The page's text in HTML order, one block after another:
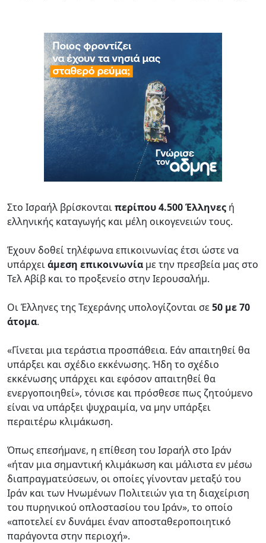
Στο Ισραήλ βρίσκονταιπερίπου 4.500 Έλληνες ή
ελληνικής καταγωγής και μέλη οικογενειών τους.
Έχουν δοθεί τηλέφωνα επικοινωνίας έτσι ώστε να
υπάρχειάμεση επικοινωνία με την πρεσβεία μας στο
Τελ Αβίβ και το προξενείο στην Ιερουσαλήμ.
Οι Έλληνες της Τεχεράνης υπολογίζονται σε50 με 70
άτομα.
«Γίνεται μια τεράστια προσπάθεια. Εάν απαιτηθεί θα
υπάρξει και σχέδιο εκκένωσης. Ήδη το σχέδιο
εκκένωσης υπάρχει και εφόσον απαιτηθεί θα
ενεργοποιηθεί», τόνισε και πρόσθεσε πως ζητούμενο
είναι να υπάρξει ψυχραιμία, να μην υπάρξει
περαιτέρω κλιμάκωση.
Όπως επεσήμανε, η επίθεση του Ισραήλ στο Ιράν
«ήταν μια σημαντική κλιμάκωση και μάλιστα εν μέσω
διαπραγματεύσεων, οι οποίες γίνονταν μεταξύ του
Ιράν και των Ηνωμένων Πολιτειών για τη διαχείριση
του πυρηνικού οπλοστασίου του Ιράν», το οποίο
«αποτελεί εν δυνάμει έναν αποσταθεροποιητικό
παράγοντα στην περιοχή».